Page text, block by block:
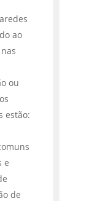
ao
ou
estão:
e
de